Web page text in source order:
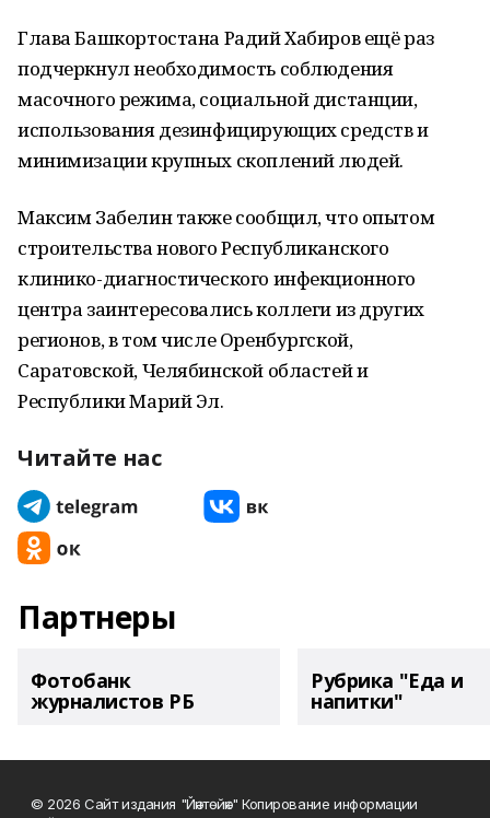
Глава Башкортостана Радий Хабиров ещё раз
подчеркнул необходимость соблюдения
масочного режима, социальной дистанции,
использования дезинфицирующих средств и
минимизации крупных скоплений людей.
Максим Забелин также сообщил, что опытом
строительства нового Республиканского
клинико-диагностического инфекционного
центра заинтересовались коллеги из других
регионов, в том числе Оренбургской,
Саратовской, Челябинской областей и
Республики Марий Эл.
Читайте нас
Партнеры
Фотобанк
журналистов РБ
Рубрика "Еда и
напитки"
© 2026 Сайт издания "Йәнтөйәк" Копирование информации